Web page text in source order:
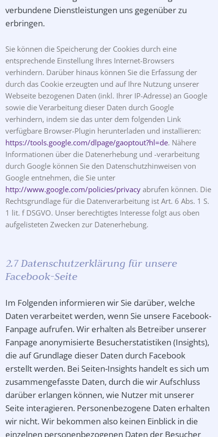
verbundene Dienstleistungen uns gegenüber zu
erbringen.
Sie können die Speicherung der Cookies durch eine
entsprechende Einstellung Ihres Internet-Browsers
verhindern. Darüber hinaus können Sie die Erfassung der
durch das Cookie erzeugten und auf Ihre Nutzung unserer
Webseite bezogenen Daten (inkl. Ihrer IP-Adresse) an Google
sowie die Verarbeitung dieser Daten durch Google
verhindern, indem sie das unter dem folgenden Link
verfügbare Browser-Plugin herunterladen und installieren:
https://tools.google.com/dlpage/gaoptout?hl=de. Nähere
Informationen über die Datenerhebung und -verarbeitung
durch Google können Sie den Datenschutzhinweisen von
Google entnehmen, die Sie unter
http://www.google.com/policies/privacy abrufen können. Die
Rechtsgrundlage für die Datenverarbeitung ist Art. 6 Abs. 1 S.
1 lit. f DSGVO. Unser berechtigtes Interesse folgt aus oben
aufgelisteten Zwecken zur Datenerhebung.
2.7 Datenschutzerklärung für unsere
Facebook-Seite
Im Folgenden informieren wir Sie darüber, welche
Daten verarbeitet werden, wenn Sie unsere Facebook-
Fanpage aufrufen. Wir erhalten als Betreiber unserer
Fanpage anonymisierte Besucherstatistiken (Insights),
die auf Grundlage dieser Daten durch Facebook
erstellt werden. Bei Seiten-Insights handelt es sich um
zusammengefasste Daten, durch die wir Aufschluss
darüber erlangen können, wie Nutzer mit unserer
Seite interagieren. Personenbezogene Daten erhalten
wir nicht. Wir bekommen also keinen Einblick in die
einzelnen personenbezogenen Daten der Besucher